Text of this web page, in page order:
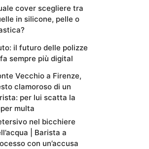
cover scegliere tra
in silicone, pelle o
il futuro delle polizze
sempre più digital
Vecchio a Firenze,
clamoroso di un
per lui scatta la
multa
nel bicchiere
| Barista a
con un’accusa